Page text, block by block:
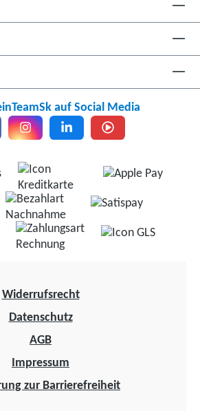
auf Social Media
Widerrufsrecht
Datenschutz
AGB
Impressum
zur Barrierefreiheit